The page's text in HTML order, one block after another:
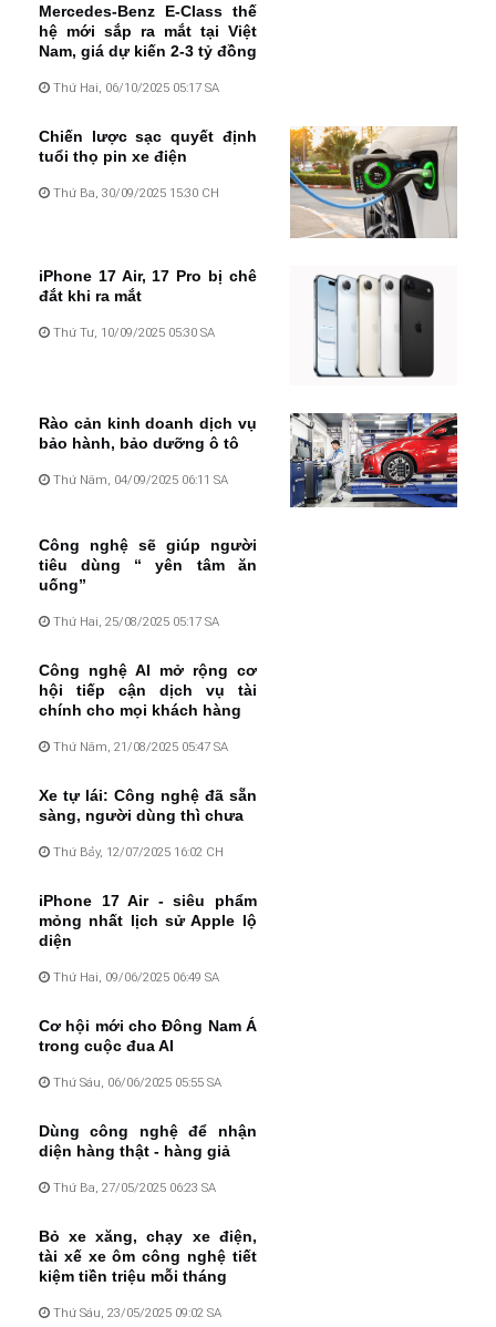
Mercedes-Benz E-Class thế
hệ mới sắp ra mắt tại Việt
Nam, giá dự kiến 2-3 tỷ đồng
Thứ Hai, 06/10/2025 05:17 SA
Chiến lược sạc quyết định
tuổi thọ pin xe điện
Thứ Ba, 30/09/2025 15:30 CH
iPhone 17 Air, 17 Pro bị chê
đắt khi ra mắt
Thứ Tư, 10/09/2025 05:30 SA
Rào cản kinh doanh dịch vụ
bảo hành, bảo dưỡng ô tô
Thứ Năm, 04/09/2025 06:11 SA
Công nghệ sẽ giúp người
tiêu dùng “ yên tâm ăn
uống”
Thứ Hai, 25/08/2025 05:17 SA
Công nghệ AI mở rộng cơ
hội tiếp cận dịch vụ tài
chính cho mọi khách hàng
Thứ Năm, 21/08/2025 05:47 SA
Xe tự lái: Công nghệ đã sẵn
sàng, người dùng thì chưa
Thứ Bảy, 12/07/2025 16:02 CH
iPhone 17 Air - siêu phẩm
mỏng nhất lịch sử Apple lộ
diện
Thứ Hai, 09/06/2025 06:49 SA
Cơ hội mới cho Đông Nam Á
trong cuộc đua AI
Thứ Sáu, 06/06/2025 05:55 SA
Dùng công nghệ để nhận
diện hàng thật - hàng giả
Thứ Ba, 27/05/2025 06:23 SA
Bỏ xe xăng, chạy xe điện,
tài xế xe ôm công nghệ tiết
kiệm tiền triệu mỗi tháng
Thứ Sáu, 23/05/2025 09:02 SA